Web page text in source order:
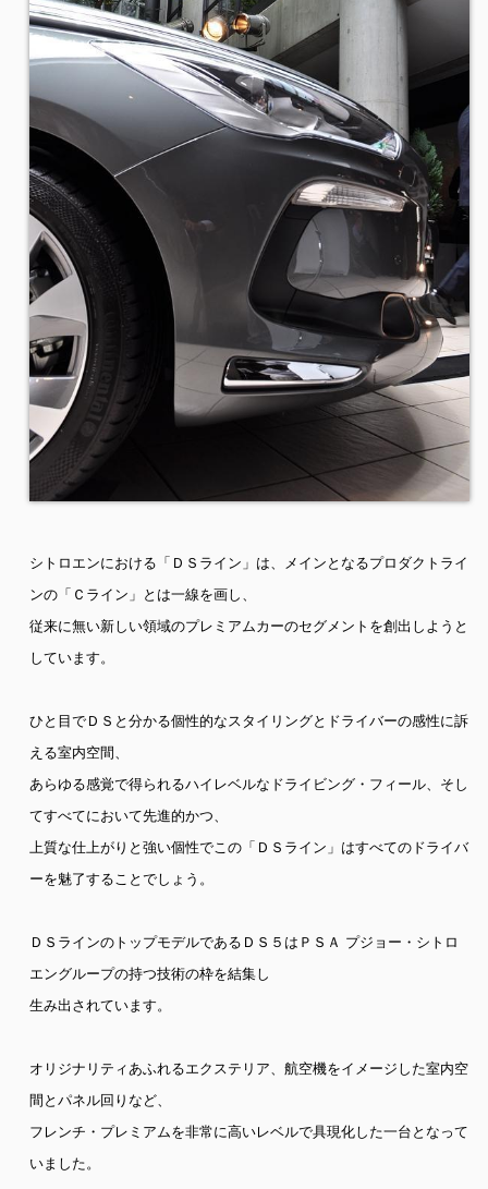
シトロエンにおける「ＤＳライン」は、メインとなるプロダクトライ
ンの「Ｃライン」とは一線を画し、
従来に無い新しい領域のプレミアムカーのセグメントを創出しようと
しています。
ひと目でＤＳと分かる個性的なスタイリングとドライバーの感性に訴
える室内空間、
あらゆる感覚で得られるハイレベルなドライビング・フィール、そし
てすべてにおいて先進的かつ、
上質な仕上がりと強い個性でこの「ＤＳライン」はすべてのドライバ
ーを魅了することでしょう。
ＤＳラインのトップモデルであるＤＳ５はＰＳＡ プジョー・シトロ
エングループの持つ技術の枠を結集し
生み出されています。
オリジナリティあふれるエクステリア、航空機をイメージした室内空
間とパネル回りなど、
フレンチ・プレミアムを非常に高いレベルで具現化した一台となって
いました。